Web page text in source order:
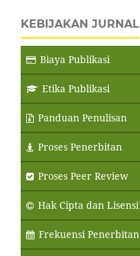
KEBIJAKAN JURNAL
Biaya Publikasi
Etika Publikasi
Panduan Penulisan
Proses Penerbitan
Proses Peer Review
Hak Cipta dan Lisensi
Frekuensi Penerbitan